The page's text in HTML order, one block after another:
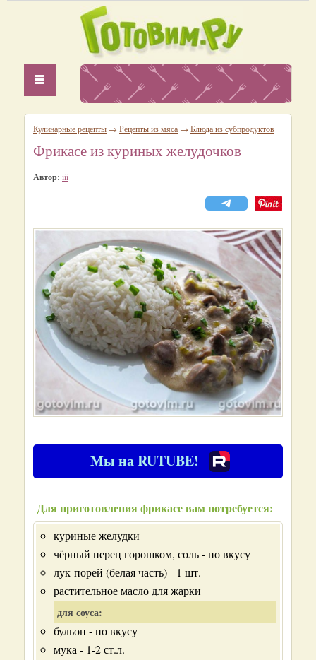
Кулинарные рецепты → Рецепты из мяса → Блюда из субпродуктов
Фрикасе из куриных желудочков
Автор: iii
Мы на RUTUBE!
Для приготовления фрикасе вам потребуется:
куриные желудки
чёрный перец горошком, соль - по вкусу
лук-порей (белая часть) - 1 шт.
растительное масло для жарки
для соуса:
бульон - по вкусу
мука - 1-2 ст.л.